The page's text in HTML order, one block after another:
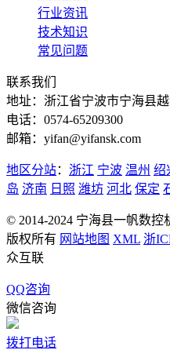
行业资讯
技术知识
常见问题
联系我们
地址：浙江省宁波市宁海县
电话：0574-65209300
邮箱：yifan@yifansk.com
地区分站： 浙江 宁波 温州 绍
岛 济南 日照 潍坊 河北 保定
© 2014-2024 宁海县一帆数控
版权所有 网站地图 XML 浙
众互联
QQ咨询
微信咨询
拨打电话